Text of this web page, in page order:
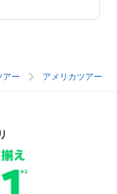
アー アメリカツアー